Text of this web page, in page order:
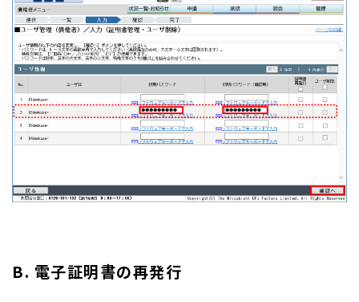
B. 電子証明書の再発行